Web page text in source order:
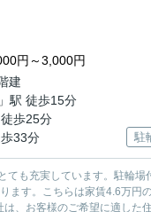
円～3,000円
建
」駅 徒歩15分
徒歩25分
歩33分 駐
も充実しています。駐輪
ます。こちらは家賃4.6万円
、お客様のご希望に適した